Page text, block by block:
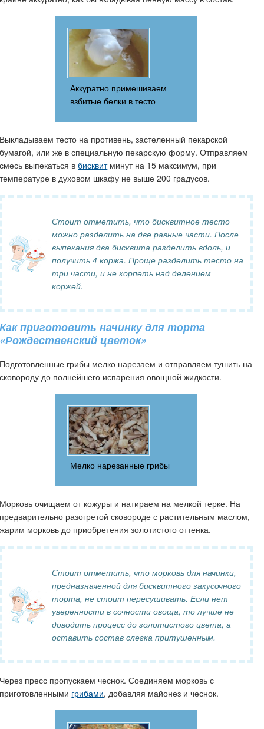
Аккуратно примешиваем
взбитые белки в тесто
Выкладываем тесто на противень, застеленный пекарской
бумагой, или же в специальную пекарскую форму. Отправляем
смесь выпекаться вбисквитминут на 15 максимум, при
температуре в духовом шкафу не выше 200 градусов.
Стоит отметить, что бисквитное тесто
можно разделить на две равные части. После
выпекания два бисквита разделить вдоль, и
получить 4 коржа. Проще разделить тесто на
три части, и не корпеть над делением
коржей.
Как приготовить начинку для торта
«Рождественский цветок»
Подготовленные грибы мелко нарезаем и отправляем тушить на
сковороду до полнейшего испарения овощной жидкости.
Мелко нарезанные грибы
Морковь очищаем от кожуры и натираем на мелкой терке. На
предварительно разогретой сковороде с растительным маслом,
жарим морковь до приобретения золотистого оттенка.
Стоит отметить, что морковь для начинки,
предназначенной для бисквитного закусочного
торта, не стоит пересушивать. Если нет
уверенности в сочности овоща, то лучше не
доводить процесс до золотистого цвета, а
оставить состав слегка притушенным.
Через пресс пропускаем чеснок. Соединяем морковь с
приготовленными грибами, добавляя майонез и чеснок.